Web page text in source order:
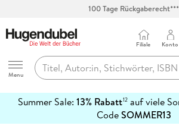
100 Tage Rückgaberecht***
Hugendubel
Menu
Filiale Konto
Summer Sale: 13% Rabatt12auf viele
CodeSOMMER13
erfahren